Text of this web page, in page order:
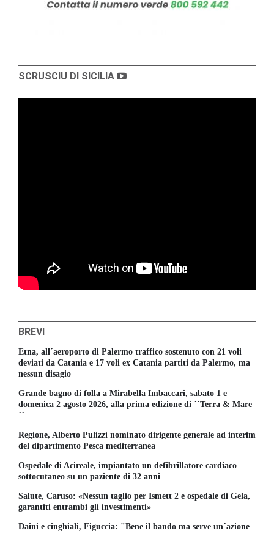
SCRUSCIU DI SICILIA
BREVI
Etna, all´aeroporto di Palermo traffico sostenuto con 21 voli
deviati da Catania e 17 voli ex Catania partiti da Palermo, ma
nessun disagio
Grande bagno di folla a Mirabella Imbaccari, sabato 1 e
domenica 2 agosto 2026, alla prima edizione di ´´Terra & Mare
´´
Regione, Alberto Pulizzi nominato dirigente generale ad interim
del dipartimento Pesca mediterranea
Ospedale di Acireale, impiantato un defibrillatore cardiaco
sottocutaneo su un paziente di 32 anni
Salute, Caruso: «Nessun taglio per Ismett 2 e ospedale di Gela,
garantiti entrambi gli investimenti»
Daini e cinghiali, Figuccia: "Bene il bando ma serve un´azione